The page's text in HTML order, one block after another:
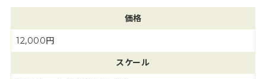
価格
12,000円
スケール